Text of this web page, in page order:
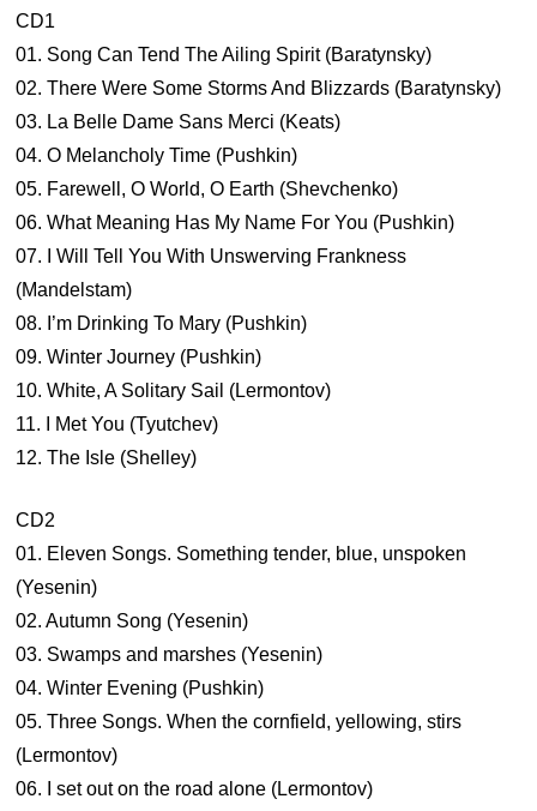
CD1
01. Song Can Tend The Ailing Spirit (Baratynsky)
02. There Were Some Storms And Blizzards (Baratynsky)
03. La Belle Dame Sans Merci (Keats)
04. O Melancholy Time (Pushkin)
05. Farewell, O World, O Earth (Shevchenko)
06. What Meaning Has My Name For You (Pushkin)
07. I Will Tell You With Unswerving Frankness
(Mandelstam)
08. I’m Drinking To Mary (Pushkin)
09. Winter Journey (Pushkin)
10. White, A Solitary Sail (Lermontov)
11. I Met You (Tyutchev)
12. The Isle (Shelley)
CD2
01. Eleven Songs. Something tender, blue, unspoken
(Yesenin)
02. Autumn Song (Yesenin)
03. Swamps and marshes (Yesenin)
04. Winter Evening (Pushkin)
05. Three Songs. When the cornfield, yellowing, stirs
(Lermontov)
06. I set out on the road alone (Lermontov)